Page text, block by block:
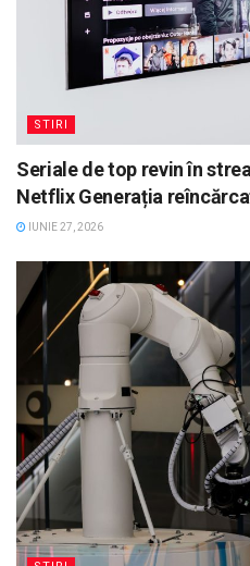
STIRI
Seriale de top revin în
Netflix Generația
IUNIE 27, 2026